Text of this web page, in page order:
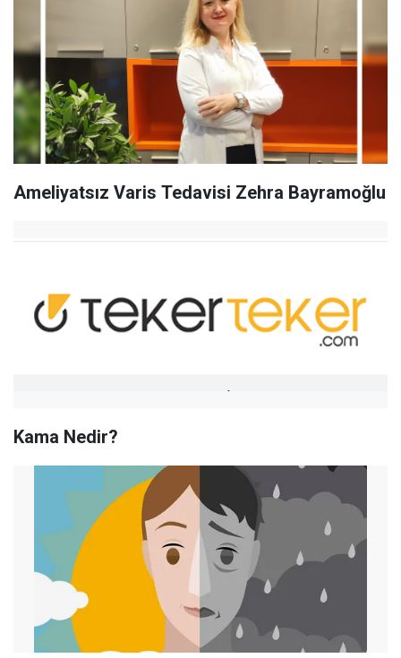
Ameliyatsız Varis Tedavisi Zehra Bayramoğlu
Kama Nedir?